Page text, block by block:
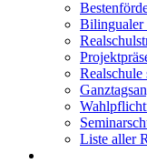
Bilingualer
Realschule
Liste aller